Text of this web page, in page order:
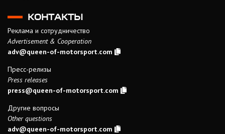
КОНТАКТЫ
Реклама и сотрудничество
Advertisement & Cooperation
adv@queen-of-motorsport.com
Пресс-релизы
Press releases
press@queen-of-motorsport.com
Другие вопросы
Other questions
adv@queen-of-motorsport.com